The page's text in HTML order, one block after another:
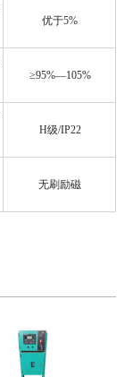
优于5%
≥95%—105%
H级/IP22
无刷励磁